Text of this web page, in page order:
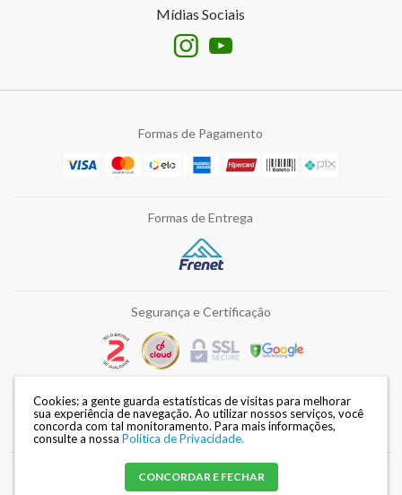
Cookies: a gente guarda estatísticas de visitas para melhorar
sua experiência de navegação. Ao utilizar nossos serviços, você
concorda com tal monitoramento. Para mais informações,
consulte a nossa Política de Privacidade.
CONCORDAR E FECHAR
Formas de Pagamento
Formas de Entrega
Segurança e Certificação
Razão Social: DISMAFE FERRAMENTAS LTDA | CNPJ: 82.028.002/0002-34 |
Endereço: Avenida Duque de Caxias, 3240 - Londrina / PR |